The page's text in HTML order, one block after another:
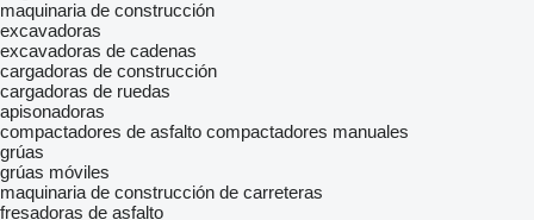
maquinaria de construcción
excavadoras
excavadoras de cadenas
cargadoras de construcción
cargadoras de ruedas
apisonadoras
compactadores de asfalto compactadores manuales
grúas
grúas móviles
maquinaria de construcción de carreteras
fresadoras de asfalto